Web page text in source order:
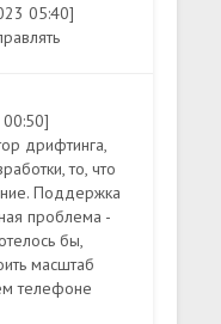
05:40]
дрифтинга,
то, что
Поддержка
проблема -
бы,
масштаб
телефоне